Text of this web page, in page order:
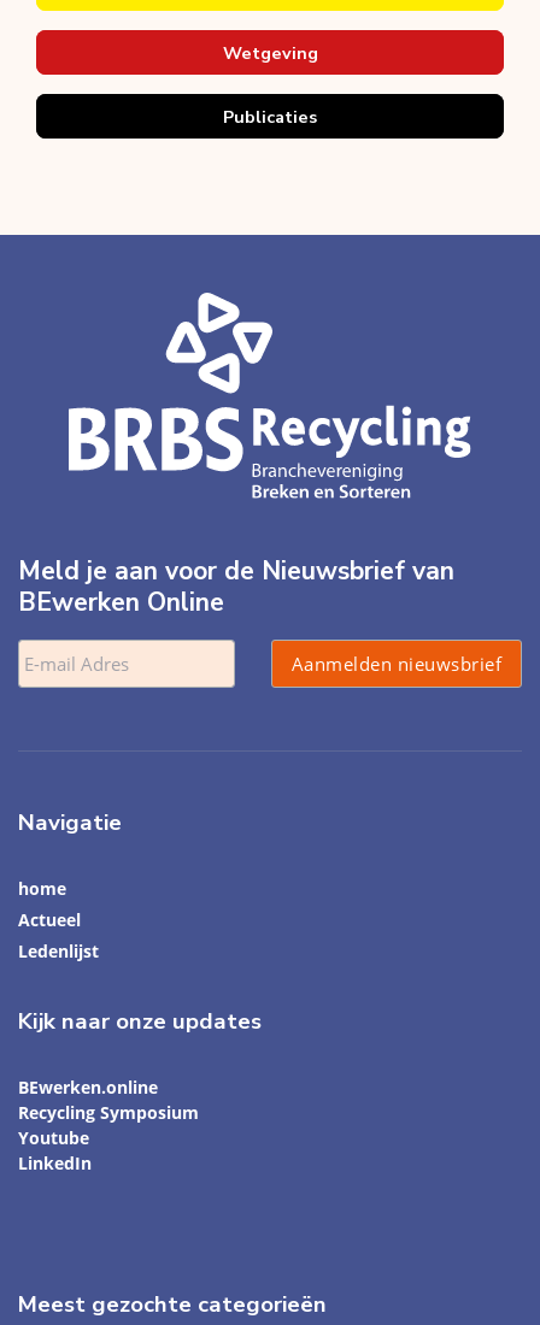
Wetgeving
Publicaties
Meld je aan voor de Nieuwsbrief van
BEwerken Online
Navigatie
home
Actueel
Ledenlijst
Kijk naar onze updates
BEwerken.online
Recycling Symposium
Youtube
LinkedIn
Meest gezochte categorieën